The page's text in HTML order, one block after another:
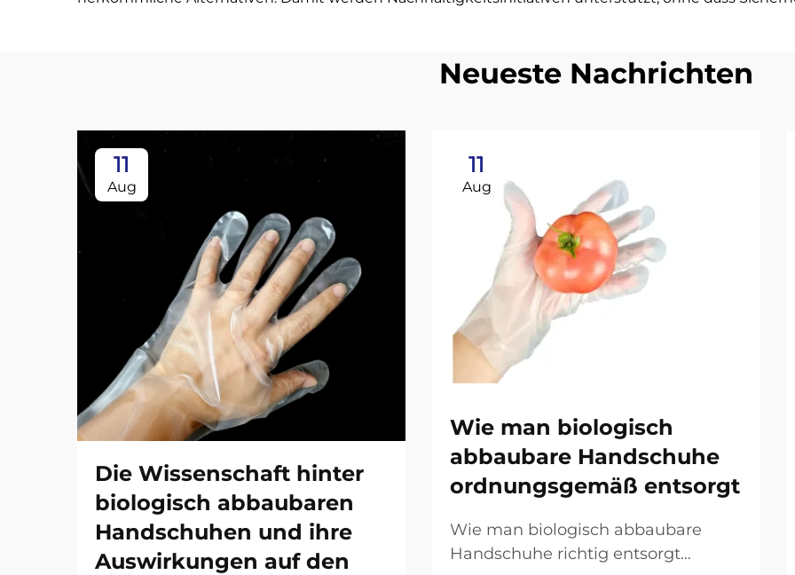
Neueste Nachrichten
11
Aug
Die Wissenschaft hinter
biologisch abbaubaren
Handschuhen und ihre
Auswirkungen auf den
11
Aug
Wie man biologisch
abbaubare Handschuhe
ordnungsgemäß entsorgt
Wie man biologisch abbaubare
Handschuhe richtig entsorgt